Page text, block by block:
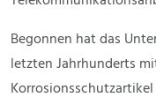
Begonnen hat das
letzten Jahrhunderts